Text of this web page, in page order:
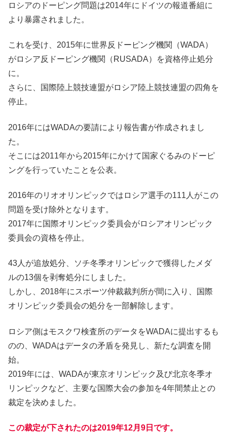
ロシアのドーピング問題は2014年にドイツの報道番組に
より暴露されました。
これを受け、2015年に世界反ドーピング機関（WADA）
がロシア反ドーピング機関（RUSADA）を資格停止処分
に。
さらに、国際陸上競技連盟がロシア陸上競技連盟の四角を
停止。
2016年にはWADAの要請により報告書が作成されまし
た。
そこには2011年から2015年にかけて国家ぐるみのドーピ
ングを行っていたことを公表。
2016年のリオオリンピックではロシア選手の111人がこの
問題を受け除外となります。
2017年に国際オリンピック委員会がロシアオリンピック
委員会の資格を停止。
43人が追放処分、ソチ冬季オリンピックで獲得したメダ
ルの13個を剥奪処分にしました。
しかし、2018年にスポーツ仲裁裁判所が間に入り、国際
オリンピック委員会の処分を一部解除します。
ロシア側はモスクワ検査所のデータをWADAに提出するも
のの、WADAはデータの矛盾を発見し、新たな調査を開
始。
2019年には、WADAが東京オリンピック及び北京冬季オ
リンピックなど、主要な国際大会の参加を4年間禁止との
裁定を決めました。
この裁定が下されたのは2019年12月9日です。